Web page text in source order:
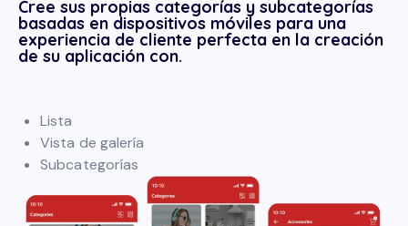
Cree sus propias categorías y subcategorías
basadas en dispositivos móviles para una
experiencia de cliente perfecta en la creación
de su aplicación con.
Lista
Vista de galería
Subcategorías